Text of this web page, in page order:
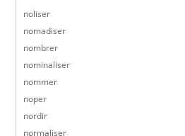
noliser
nomadiser
nombrer
nominaliser
nommer
noper
nordir
normaliser